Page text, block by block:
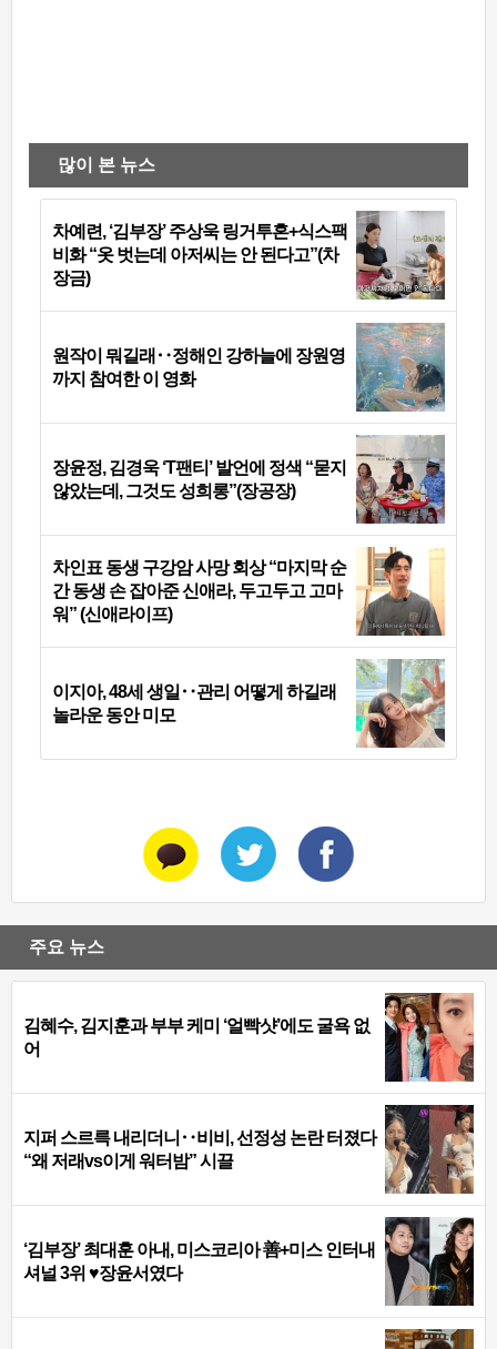
많이 본 뉴스
차예련, ‘김부장’ 주상욱 링거투혼+식스팩
비화 “옷 벗는데 아저씨는 안 된다고”(차
장금)
원작이 뭐길래‥정해인 강하늘에 장원영
까지 참여한 이 영화
장윤정, 김경욱 ‘T팬티’ 발언에 정색 “묻지
않았는데, 그것도 성희롱”(장공장)
차인표 동생 구강암 사망 회상 “마지막 순
간 동생 손 잡아준 신애라, 두고두고 고마
워” (신애라이프)
이지아, 48세 생일‥관리 어떻게 하길래
놀라운 동안 미모
주요 뉴스
김혜수, 김지훈과 부부 케미 ‘얼빡샷’에도 굴욕 없
어
지퍼 스르륵 내리더니‥비비, 선정성 논란 터졌다
“왜 저래vs이게 워터밤” 시끌
‘김부장’ 최대훈 아내, 미스코리아 善+미스 인터내
셔널 3위 ♥장윤서였다